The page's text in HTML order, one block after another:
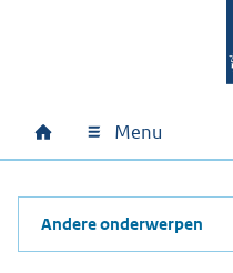
Hoofdnavigatie
Home Menu
Andere onderwerpen